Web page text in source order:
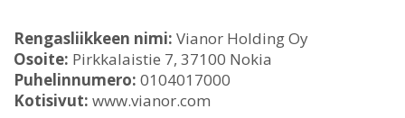
Rengasliikkeen nimi: Vianor Holding Oy
Osoite: Pirkkalaistie 7, 37100 Nokia
Puhelinnumero: 0104017000
Kotisivut: www.vianor.com